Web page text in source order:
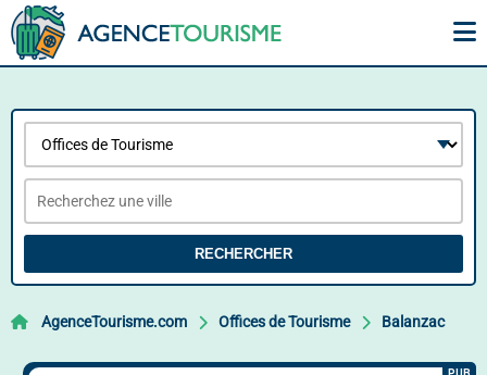
RECHERCHER
AgenceTourisme.com Offices de Tourisme Balanzac